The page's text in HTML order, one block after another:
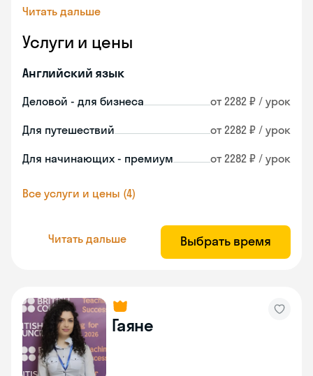
Читать дальше
Услуги и цены
Английский язык
Деловой - для бизнеса от 2282 ₽ / урок
Для путешествий от 2282 ₽ / урок
Для начинающих - премиум от 2282 ₽ / урок
Все услуги и цены (4)
Читать дальше Выбрать время
Гаяне